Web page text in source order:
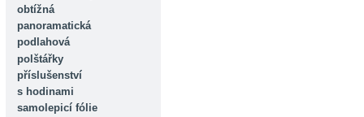
obtížná
panoramatická
podlahová
polštářky
příslušenství
s hodinami
samolepicí fólie